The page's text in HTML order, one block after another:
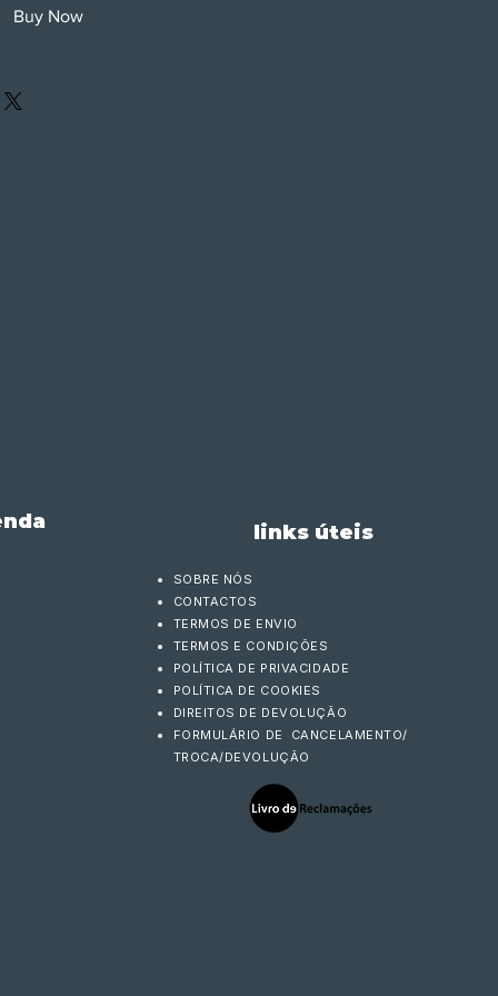
Buy Now
links úteis
SOBRE NÓS
CONTACTOS
TERMOS DE ENVIO
TERMOS E CONDIÇÕES
POLÍTICA DE PRIVACIDADE
POLÍTICA DE COOKIES
DIREITOS DE DEVOLUÇÃO
FORMULÁRIO DE CANCELAMENTO/
TROCA/DEVOLUÇÃO